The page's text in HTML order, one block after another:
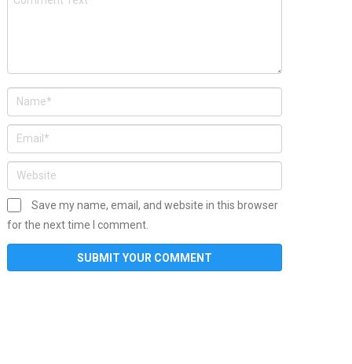
Save my name, email, and website in this browser
for the next time I comment.